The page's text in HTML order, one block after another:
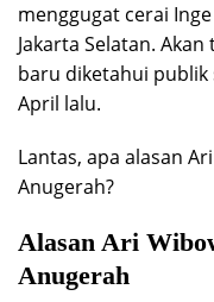
menggugat cerai
Jakarta Selatan.
baru diketahui publik
April lalu.
Lantas, apa alasan
Anugerah?
Alasan Ari
Anugerah